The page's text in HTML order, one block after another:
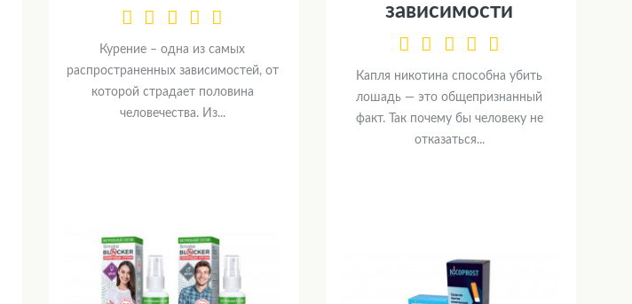
Курение – одна из самых
распространенных зависимостей, от
которой страдает половина
человечества. Из...
зависимости
Капля никотина способна убить
лошадь — это общепризнанный
факт. Так почему бы человеку не
отказаться...